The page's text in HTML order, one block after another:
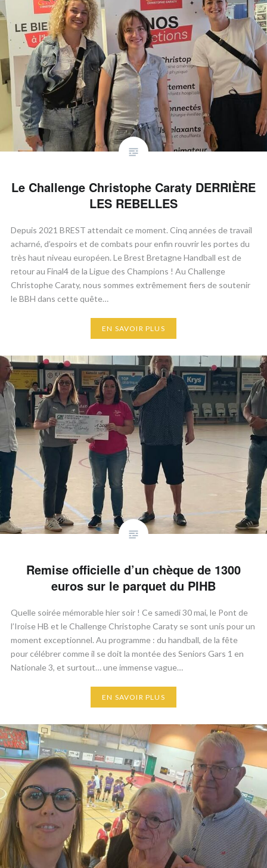
Le Challenge Christophe Caraty DERRIÈRE
LES REBELLES
​Depuis 2021 BREST attendait ce moment. Cinq années de travail
acharné, d’espoirs et de combats pour enfin rouvrir les portes du
très haut niveau européen. Le Brest Bretagne Handball est de
retour au Final4 de la Ligue des Champions ! ​Au Challenge
Christophe Caraty, nous sommes extrêmement fiers de soutenir
le BBH dans cette quête…
EN SAVOIR PLUS
Remise officielle d’un chèque de 1300
euros sur le parquet du PIHB
Quelle soirée mémorable hier soir ! Ce samedi 30 mai, le Pont de
l’Iroise HB et le Challenge Christophe Caraty se sont unis pour un
moment exceptionnel. ​Au programme : du handball, de la fête
pour célébrer comme il se doit la montée des Seniors Gars 1 en
Nationale 3, et surtout… une immense vague…
EN SAVOIR PLUS